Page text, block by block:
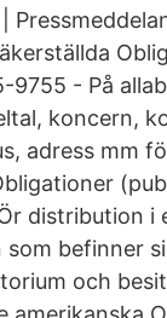
9755 - På
koncern,
adress mm
distribution i
som befinner
och